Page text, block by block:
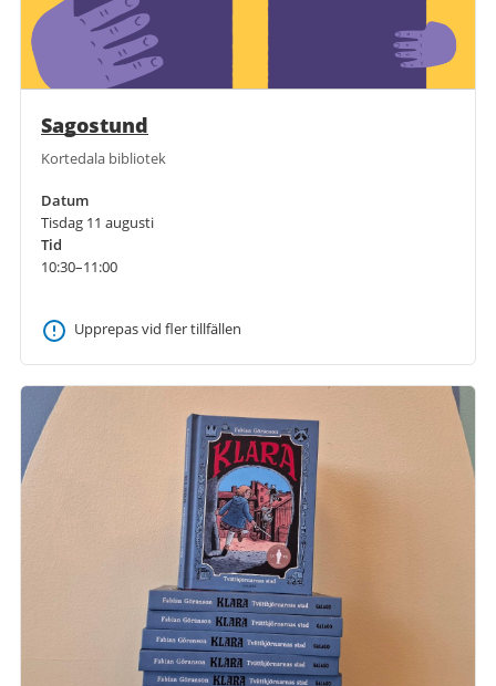
Sagostund
Kortedala bibliotek
Datum
Tisdag 11 augusti
Tid
10:30–11:00
Upprepas vid fler tillfällen